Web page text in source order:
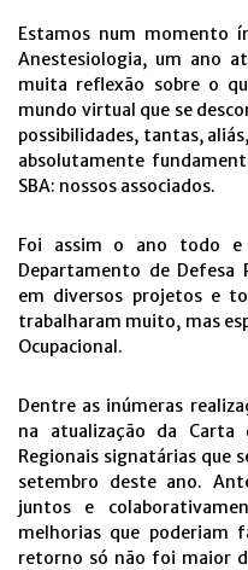
Estamos num momento
Anestesiologia, um ano
muita reflexão sobre o
mundo virtual que se
possibilidades, tantas,
absolutamente
SBA: nossos associados.
Foi assim o ano todo
Departamento de Defesa
em diversos projetos e
trabalharam muito, mas
Ocupacional.
Dentre as inúmeras
na atualização da
Regionais signatárias que
setembro deste ano.
juntos e
melhorias que poderiam
retorno só não foi maior